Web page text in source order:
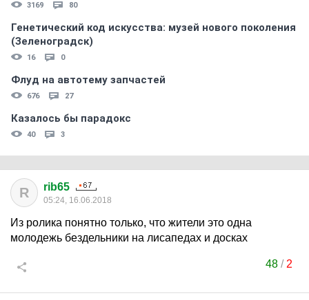
3169 80
Генетический код искусства: музей нового поколения
(Зеленоградск)
16 0
Флуд на автотему запчастей
676 27
Казалось бы парадокс
40 3
R rib65
05:24, 16.06.2018
Из ролика понятно только, что жители это одна
молодежь бездельники на лисапедах и досках
48 / 2